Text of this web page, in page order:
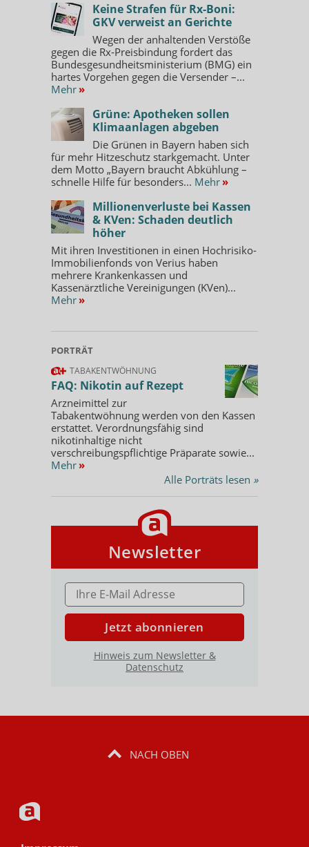
Keine Strafen für Rx-Boni:
GKV verweist an Gerichte
Wegen der anhaltenden Verstöße
gegen die Rx-Preisbindung fordert das
Bundesgesundheitsministerium (BMG) ein
hartes Vorgehen gegen die Versender –...
Mehr »
Grüne: Apotheken sollen
Klimaanlagen abgeben
Die Grünen in Bayern haben sich
für mehr Hitzeschutz starkgemacht. Unter
dem Motto „Bayern braucht Abkühlung –
schnelle Hilfe für besonders... Mehr »
Millionenverluste bei Kassen
& KVen: Schaden deutlich
höher
Mit ihren Investitionen in einen Hochrisiko-
Immobilienfonds von Verius haben
mehrere Krankenkassen und
Kassenärztliche Vereinigungen (KVen)...
Mehr »
PORTRÄT
TABAKENTWÖHNUNG
FAQ: Nikotin auf Rezept
Arzneimittel zur
Tabakentwöhnung werden von den Kassen
erstattet. Verordnungsfähig sind
nikotinhaltige nicht
verschreibungspflichtige Präparate sowie...
Mehr »
Alle Porträts lesen »
Newsletter
E-MAIL ADRESSE
Jetzt abonnieren
Hinweis zum Newsletter &
Datenschutz
NACH OBEN